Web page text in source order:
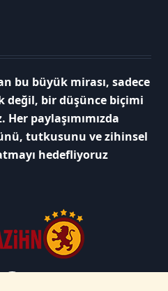
bu büyük mirası, sadece
değil, bir düşünce biçimi
paylaşımımızda
tutkusunu ve zihinsel
hedefliyoruz